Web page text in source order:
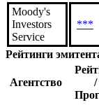
Moody's
Investors
Service
***
Рейтинги
Агентство
/